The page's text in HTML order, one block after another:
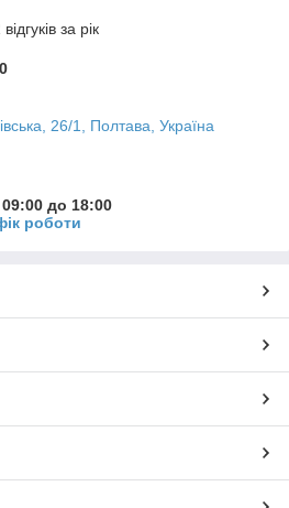
за рік
26/1, Полтава, Україна
до 18:00
роботи